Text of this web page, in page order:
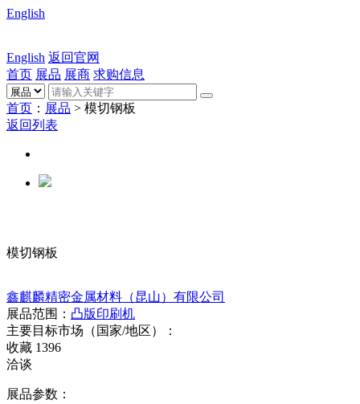
English
English 返回官网
首页 展品 展商 求购信息
首页 ： 展品 > 模切钢板
返回列表
模切钢板
鑫麒麟精密金属材料（昆山）有限公司
展品范围： 凸版印刷机
主要目标市场（国家/地区）：
收藏 1396
洽谈
展品参数：